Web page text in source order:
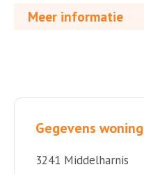
Meer informatie
Gegevens woning
3241 Middelharnis